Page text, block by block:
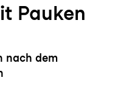
Pauken
nach dem